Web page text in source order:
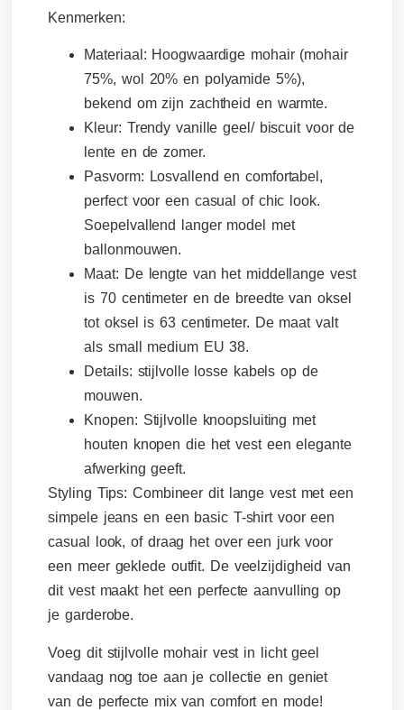
Kenmerken:
Materiaal: Hoogwaardige mohair (mohair
75%, wol 20% en polyamide 5%),
bekend om zijn zachtheid en warmte.
Kleur: Trendy vanille geel/ biscuit voor de
lente en de zomer.
Pasvorm: Losvallend en comfortabel,
perfect voor een casual of chic look.
Soepelvallend langer model met
ballonmouwen.
Maat: De lengte van het middellange vest
is 70 centimeter en de breedte van oksel
tot oksel is 63 centimeter. De maat valt
als small medium EU 38.
Details: stijlvolle losse kabels op de
mouwen.
Knopen: Stijlvolle knoopsluiting met
houten knopen die het vest een elegante
afwerking geeft.
Styling Tips: Combineer dit lange vest met een
simpele jeans en een basic T-shirt voor een
casual look, of draag het over een jurk voor
een meer geklede outfit. De veelzijdigheid van
dit vest maakt het een perfecte aanvulling op
je garderobe.
Voeg dit stijlvolle mohair vest in licht geel
vandaag nog toe aan je collectie en geniet
van de perfecte mix van comfort en mode!